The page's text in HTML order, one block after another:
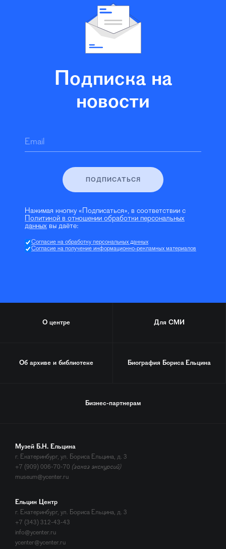
Подписка на
новости
Email
ПОДПИСАТЬСЯ
Нажимая кнопку «Подписаться», в соответствии с
Политикой в отношении обработки персональных
данных вы даёте:
Согласие на обработку персональных данных
Согласие на получение информационно-рекламных материалов
О центре Для СМИ
Об архиве и библиотеке Биография Бориса Ельцина
Бизнес-партнерам
Музей Б.Н. Ельцина
г. Екатеринбург, ул. Бориса Ельцина, д. 3
+7 (909) 006-70-70 (заказ экскурсий)
museum@ycenter.ru
Ельцин Центр
г. Екатеринбург, ул. Бориса Ельцина, д. 3
+7 (343) 312-43-43
info@ycenter.ru
ycenter@ycenter.ru